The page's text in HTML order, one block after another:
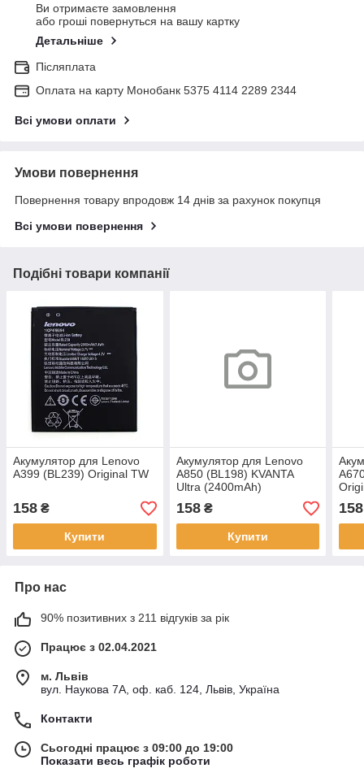
Ви отримаєте замовлення
або гроші повернуться на вашу картку
Детальніше
Післяплата
Оплата на карту Монобанк 5375 4114 2289 2344
Всі умови оплати
Умови повернення
Повернення товару впродовж 14 днів за рахунок покупця
Всі умови повернення
Подібні товари компанії
Акумулятор для Lenovo
A399 (BL239) Original TW
158 ₴
Купити
Акумулятор для Lenovo
A850 (BL198) KVANTA
Ultra (2400mAh)
158₴
Купити
158
Про нас
90% позитивних з 211 відгуків за рік
Працює з 02.04.2021
м. Львів
вул. Наукова 7А, оф. каб. 124, Львів, Україна
Контакти
Сьогодні працює з 09:00 до 19:00
Показати весь графік роботи